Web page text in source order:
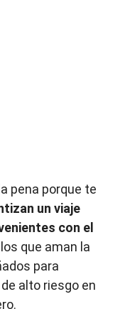
pena porque te
un viaje
con el
que aman la
para
alto riesgo en